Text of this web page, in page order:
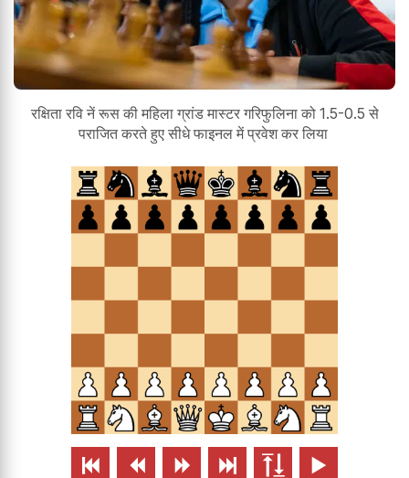
रक्षिता रवि नें रूस की महिला ग्रांड मास्टर गरिफुलिना को 1.5-0.5 से
पराजित करते हुए सीधे फाइनल में प्रवेश कर लिया
     